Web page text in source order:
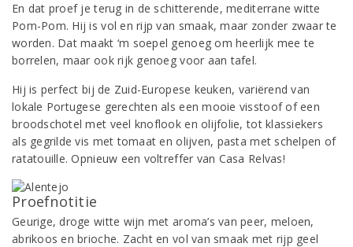
En dat proef je terug in de schitterende, mediterrane witte
Pom-Pom. Hij is vol en rijp van smaak, maar zonder zwaar te
worden. Dat maakt ‘m soepel genoeg om heerlijk mee te
borrelen, maar ook rijk genoeg voor aan tafel.
Hij is perfect bij de Zuid-Europese keuken, variërend van
lokale Portugese gerechten als een mooie visstoof of een
broodschotel met veel knoflook en olijfolie, tot klassiekers
als gegrilde vis met tomaat en olijven, pasta met schelpen of
ratatouille. Opnieuw een voltreffer van Casa Relvas!
Proefnotitie
Geurige, droge witte wijn met aroma’s van peer, meloen,
abrikoos en brioche. Zacht en vol van smaak met rijp geel